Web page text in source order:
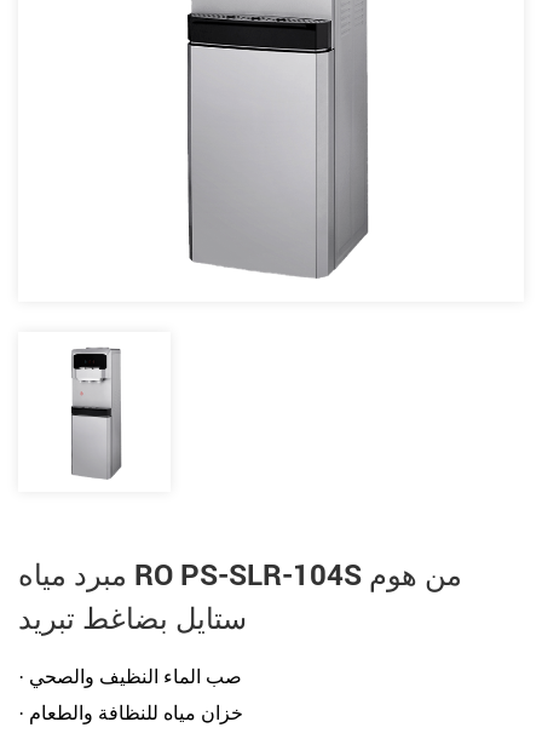
مبرد مياه RO PS-SLR-104S من هوم
ستايل بضاغط تبريد
· صب الماء النظيف والصحي
· خزان مياه للنظافة والطعام